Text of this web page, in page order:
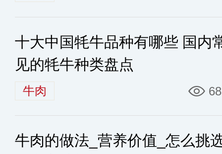
十大中国牦牛品种有哪些 国内
见的牦牛种类盘点
牛肉
牛肉的做法_营养价值_怎么挑